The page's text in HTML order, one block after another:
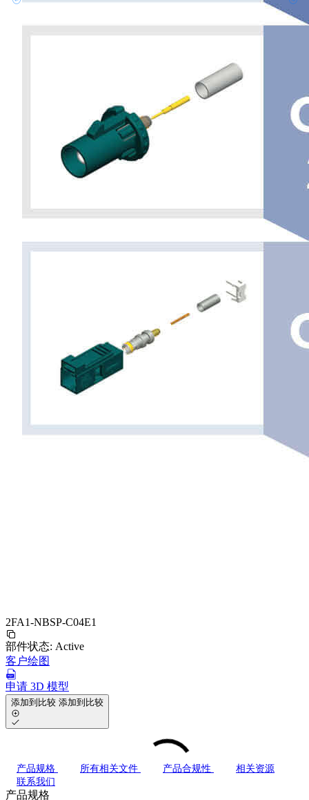
2FA1-NBSP-C04E1
部件状态: Active
客户绘图
申请 3D 模型
添加到比较 添加到比较
产品规格 所有相关文件 产品合规性
相关资源
联系我们
产品规格